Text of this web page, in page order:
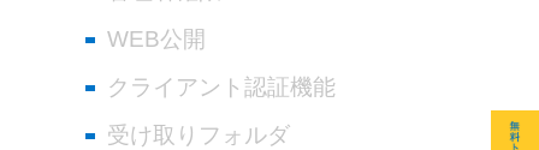
WEB公開
クライアント認証機能
受け取りフォルダ